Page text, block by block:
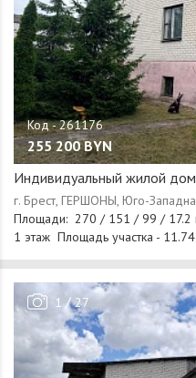
255 200 BYN
Индивидуальный жилой дом
1/27